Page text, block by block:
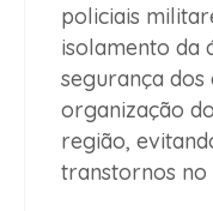
policiais
isolamento da
segurança
organização
região,
transtornos no